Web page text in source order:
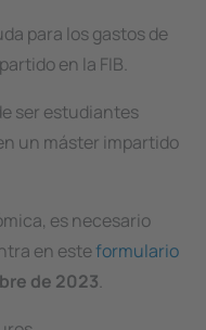
para los gastos de
en la FIB.
ser estudiantes
un máster impartido
es necesario
en esteformulario
de 2023.